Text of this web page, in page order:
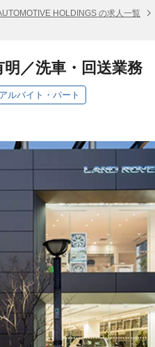
HOLDINGS の求人一覧
／洗車・回送業務
アルバイト・パート